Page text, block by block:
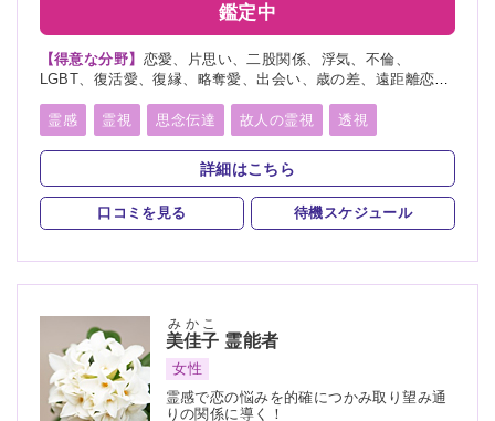
鑑定中
【得意な分野】 恋愛、片思い、二股関係、浮気、不倫、
LGBT、復活愛、復縁、略奪愛、出会い、歳の差、遠距離恋
係、人生相談、相性、経営、転職、適職、天職、過去、未来、
将来、心霊相談、育児、介護、健康、仕事、教育、学業、受
験、進路、運勢、命名、改名、霊障、カルマ、人探し、物探し
霊感 霊視 思念伝達 故人の霊視 透視
未来予知 霊聴 霊査 霊眼 前世 後世 来世
守護霊 背後霊 死者霊の降霊 イタコ口寄せ
霊媒(憑依) 言霊 千里眼 真言密教術 オーラ透視
縁結び 縁切り 除霊 浄霊
先祖供養 写真供養
水子供養 波動修正 魂入 魂抜
詳細はこちら
口コミを見る 待機スケジュール
美佳子
みかこ
霊能者
女性
霊感で恋の悩みを的確につかみ取り望み通
りの関係に導く！